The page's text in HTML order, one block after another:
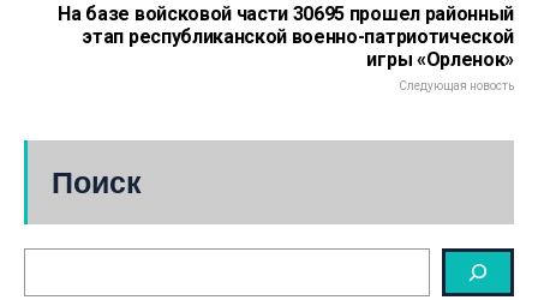
На базе войсковой части 30695 прошел районный
этап республиканской военно-патриотической
игры «Орленок»
Следующая новость
Поиск